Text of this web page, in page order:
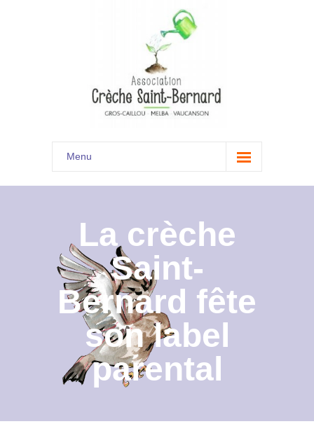
Menu
Accueil
Présentation
Documents
Les menus à venir
Contact
Archives du blog
La crèche
Saint-
Bernard fête
son label
parental